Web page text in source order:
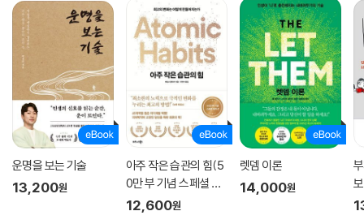
운명을 보는 기술
13,200원
아주 작은 습관의 힘(5
0만 부 기념 스페셜 에
디션)
12,600원
렛뎀 이론
14,000원